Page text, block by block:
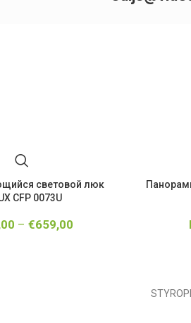
световой люк
CFP 0073U
–€659,00